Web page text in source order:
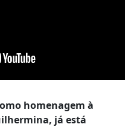
homenagem à
já está